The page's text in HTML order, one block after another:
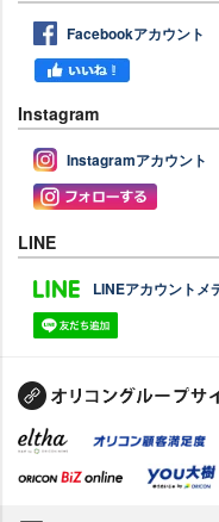
Facebookアカウント
Instagram
Instagramアカウント
LINE
LINEアカウントメ